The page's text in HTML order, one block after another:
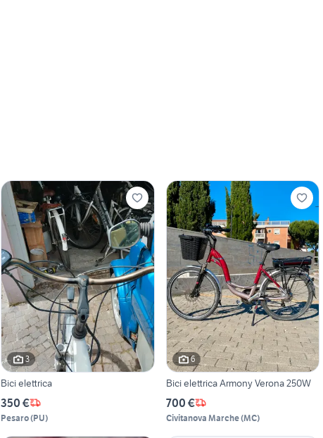
3
Bici elettrica
350 €
Pesaro(PU)
6
Bici elettrica Armony Verona 250W
700 €
Civitanova Marche(MC)